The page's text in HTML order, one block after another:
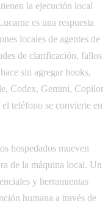
la ejecución local
es una respuesta
locales de agentes de
de clarificación, fallos
sin agregar hooks,
Codex, Gemini, Copilot
teléfono se convierte en
hospedados mueven
de la máquina local. Un
y herramientas
humana a través de